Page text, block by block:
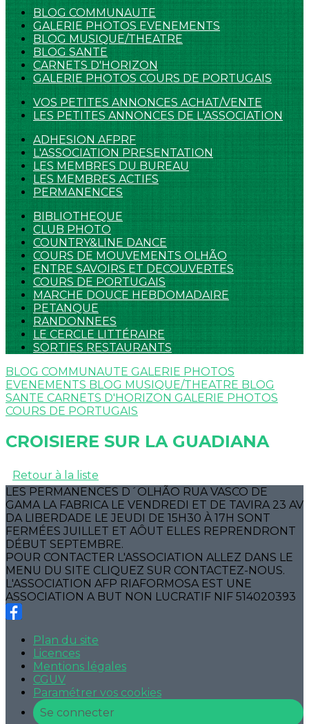
BLOG COMMUNAUTE
GALERIE PHOTOS EVENEMENTS
BLOG MUSIQUE/THEATRE
BLOG SANTE
CARNETS D'HORIZON
GALERIE PHOTOS COURS DE PORTUGAIS
VOS PETITES ANNONCES ACHAT/VENTE
LES PETITES ANNONCES DE L'ASSOCIATION
ADHESION AFPRF
L'ASSOCIATION PRESENTATION
LES MEMBRES DU BUREAU
LES MEMBRES ACTIFS
PERMANENCES
BIBLIOTHEQUE
CLUB PHOTO
COUNTRY&LINE DANCE
COURS DE MOUVEMENTS OLHÃO
ENTRE SAVOIRS ET DECOUVERTES
COURS DE PORTUGAIS
MARCHE DOUCE HEBDOMADAIRE
PETANQUE
RANDONNEES
LE CERCLE LITTÉRAIRE
SORTIES RESTAURANTS
BLOG COMMUNAUTE GALERIE PHOTOS
EVENEMENTS BLOG MUSIQUE/THEATRE BLOG
SANTE CARNETS D'HORIZON GALERIE PHOTOS
COURS DE PORTUGAIS
CROISIERE SUR LA GUADIANA
Retour à la liste
LES PERMANENCES D´OLHÃO RUA VASCO DE
GAMA LA FABRICA LE VENDREDI ET DE TAVIRA 23 AV
DA LIBERDADE LE JEUDI DE 15H30 À 17H SONT
FERMÉES JUILLET ET AÔUT ELLES REPRENDRONT
DÉBUT SEPTEMBRE.
POUR CONTACTER L'ASSOCIATION ALLEZ DANS LE
MENU DU SITE CLIQUEZ SUR CONTACTEZ-NOUS.
L'ASSOCIATION AFP RIAFORMOSA EST UNE
ASSOCIATION A BUT NON LUCRATIF NIF 514020393
Plan du site
Licences
Mentions légales
CGUV
Paramétrer vos cookies
Se connecter